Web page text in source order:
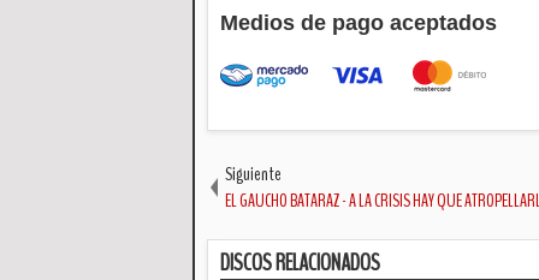
Medios de pago aceptados
Siguiente
EL GAUCHO BATARAZ - A LA CRISIS HAY QUE
DISCOS RELACIONADOS